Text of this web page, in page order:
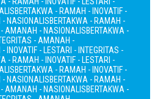
BERTAKWA - RAMAH - INOVATIF -
- NASIONALISBERTAKWA - RAMAH -
- AMANAH - NASIONALISBERTAKWA -
- AMANAH -
INOVATIF - LESTARI - INTEGRITAS -
- RAMAH - INOVATIF - LESTARI -
BERTAKWA - RAMAH - INOVATIF -
- NASIONALISBERTAKWA - RAMAH -
- AMANAH - NASIONALISBERTAKWA -